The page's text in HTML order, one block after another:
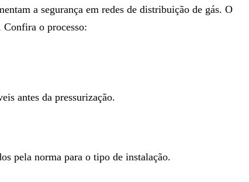
a segurança em redes de distribuição de gás. O
o processo:
antes da pressurização.
pela norma para o tipo de instalação.